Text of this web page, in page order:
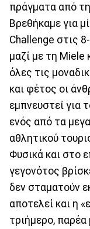
πράγματα από
Βρεθήκαμε για
Challenge στις
μαζί με τη
όλες τις
και φέτος οι
εμπνευστεί για
ενός από τα
αθλητικού
Φυσικά και στο
γεγονότος
δεν σταματούν
αποτελεί και η
τριήμερο, παρέα